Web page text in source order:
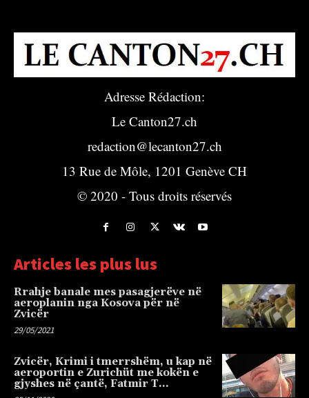
Adresse Rédaction:
Le Canton27.ch
redaction@lecanton27.ch
13 Rue de Môle, 1201 Genève CH
© 2020 - Tous droits réservés
Articles les plus lus
Rrahje banale mes pasagjerëve në
aeroplanin nga Kosova për në
Zvicër
29/05/2021
Zvicër, Krimi i tmerrshëm, u kap në
aeroportin e Zurichüt me kokën e
gjyshes në çantë, Fatmir T…